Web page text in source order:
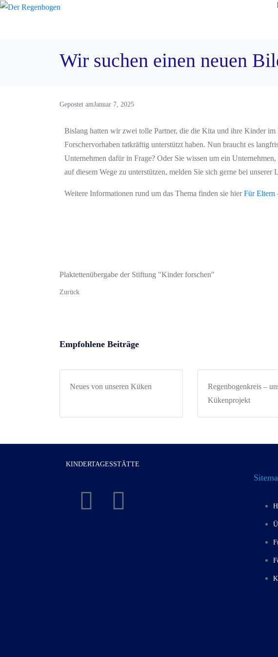
Wir suchen einen neuen
Gepostet amJanuar 7, 2025
Bislang hatten wir zwei tolle Partner, die die Kita und ihre Kinder
Forschervorhaben tatkräftig unterstützt haben. Nun braucht es
Unternehmen dafür in Frage? Oder Sie wissen um ein
auf diesem Wege zu unterstützen, melden Sie sich gerne bei unserer
Weitere Informationen rund um das Thema finden sie hierFür Eltern
Plaktettenübergabe der Stiftung "Kinder forschen"
Zurück
Empfohlene Beiträge
Neues von unseren Küken
Regenbogenkreis –
Kükenprojekt
KINDERTAGESSTÄTTE